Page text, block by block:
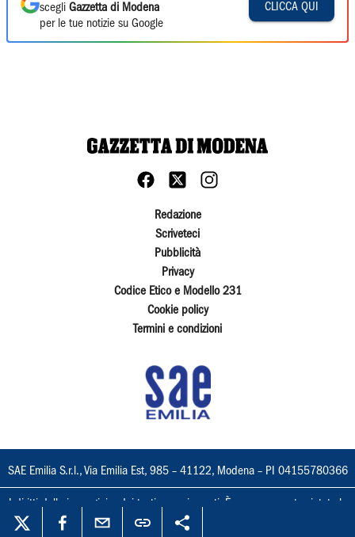
scegli Gazzetta di Modena
per le tue notizie su Google
CLICCA QUI
Redazione
Scriveteci
Pubblicità
Privacy
Codice Etico e Modello 231
Cookie policy
Termini e condizioni
SAE Emilia S.r.l., Via Emilia Est, 985 – 41122, Modena – PI 04155780366
I diritti delle immagini e dei testi sono riservati. È espressamente vietata la
loro riproduzione con qualsiasi mezzo e l'adattamento totale o parziale.